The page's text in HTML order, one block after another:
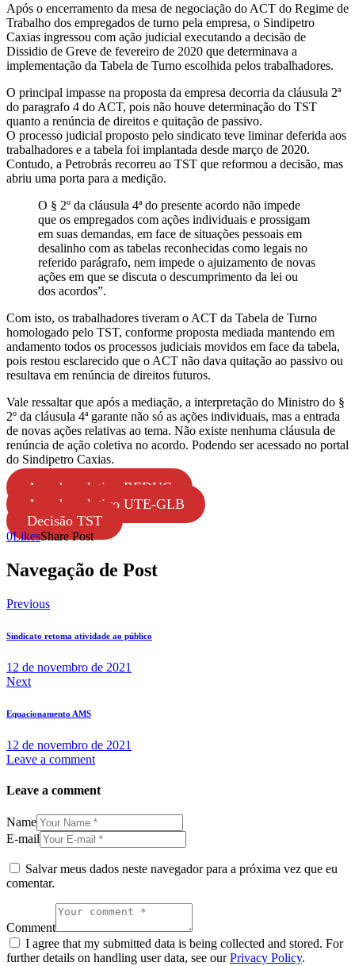
Após o encerramento da mesa de negociação do ACT do Regime de
Trabalho dos empregados de turno pela empresa, o Sindipetro
Caxias ingressou com ação judicial executando a decisão de
Dissidio de Greve de fevereiro de 2020 que determinava a
implementação da Tabela de Turno escolhida pelos trabalhadores.
O principal impasse na proposta da empresa decorria da cláusula 2ª
do paragrafo 4 do ACT, pois não houve determinação do TST
quanto a renúncia de direitos e quitação de passivo.
O processo judicial proposto pelo sindicato teve liminar deferida aos
trabalhadores e a tabela foi implantada desde março de 2020.
Contudo, a Petrobrás recorreu ao TST que reformou a decisão, mas
abriu uma porta para a medição.
O § 2º da cláusula 4ª do presente acordo não impede
que os empregados com ações individuais e prossigam
em suas demandas, em face de situações pessoais em
desalinho com as tabelas reconhecidas como legais no
referido parágrafo, nem impede o ajuizamento de novas
ações em que se discuta o descumprimento da lei ou
dos acordos”.
Com isto, os trabalhadores tiveram o ACT da Tabela de Turno
homologado pelo TST, conforme proposta mediada mantendo em
andamento todos os processos judiciais movidos em face da tabela,
pois restou esclarecido que o ACT não dava quitação ao passivo ou
resultava em renúncia de direitos futuros.
Vale ressaltar que após a mediação, a interpretação do Ministro do §
2º da cláusula 4ª garante não só as ações individuais, mas a entrada
de novas ações relativas ao tema. Não existe nenhuma cláusula de
renúncia de ação coletiva no acordo. Podendo ser acessado no portal
do Sindipetro Caxias.
Acordo coletivo REDUC
Acordo coletivo UTE-GLB
Decisão TST
0LikesShare Post
Navegação de Post
Previous
Sindicato retoma atividade ao público
12 de novembro de 2021
Next
Equacionamento AMS
12 de novembro de 2021
Leave a comment
Leave a comment
Name
E-mail
Salvar meus dados neste navegador para a próxima vez que eu
comentar.
Comment
I agree that my submitted data is being collected and stored. For
further details on handling user data, see ourPrivacy Policy.